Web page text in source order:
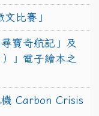
比賽」
寶奇航記」及
」電子繪本之
Carbon Crisis